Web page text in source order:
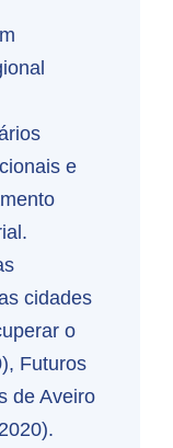
e
cidades
o
Futuros
de Aveiro